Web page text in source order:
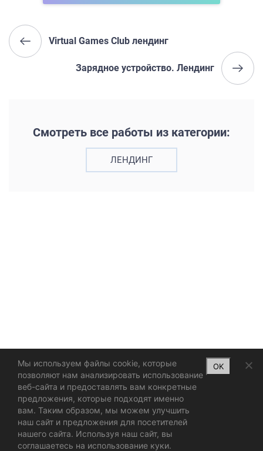
Virtual Games Club лендинг
Зарядное устройство. Лендинг
Смотреть все работы из категории:
ЛЕНДИНГ
Мы используем файлы cookie, которые
позволяют нам анализировать использование
веб-сайта и предоставлять вам конкретные
предложения, которые подходят именно
вам. Таким образом, мы можем улучшить
наш сайт и предложения для посетителей
нашего сайта. Используя наш сайт, вы
соглашаетесь на использование куки.
OK